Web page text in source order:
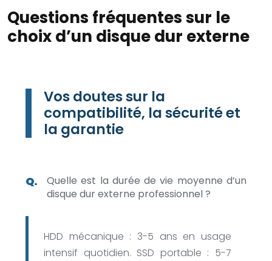
Questions fréquentes sur le
choix d’un disque dur externe
Vos doutes sur la
compatibilité, la sécurité et
la garantie
Quelle est la durée de vie moyenne d’un
disque dur externe professionnel ?
HDD mécanique : 3-5 ans en usage
intensif quotidien. SSD portable : 5-7